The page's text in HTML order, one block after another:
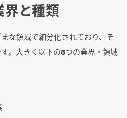
界と種類
な領域で細分化されており、そ
。大きく以下の5つの業界・領域